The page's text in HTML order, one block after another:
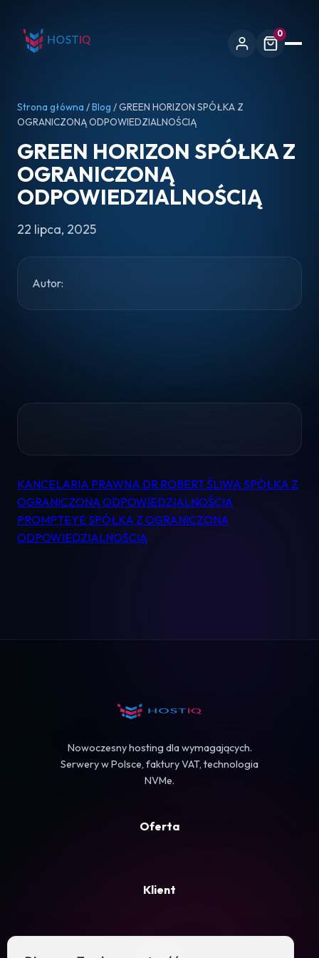
0
Pomoc
Kontakt
Strona główna /Blog / GREEN HORIZON SPÓŁKA Z
OGRANICZONĄ ODPOWIEDZIALNOŚCIĄ
GREEN HORIZON SPÓŁKA Z
OGRANICZONĄ
ODPOWIEDZIALNOŚCIĄ
22 lipca, 2025
Autor:
Nawigacja
wpisu
KANCELARIA PRAWNA DR ROBERT ŚLIWA SPÓŁKA Z
OGRANICZONĄ ODPOWIEDZIALNOŚCIĄ
PROMPTEYE SPÓŁKA Z OGRANICZONĄ
ODPOWIEDZIALNOŚCIĄ
Nowoczesny hosting dla wymagających.
Serwery w Polsce, faktury VAT, technologia
NVMe.
Oferta
Klient
Firma